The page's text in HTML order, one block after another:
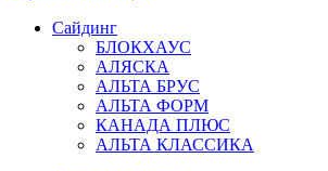
Сайдинг
БЛОКХАУС
АЛЯСКА
АЛЬТА БРУС
АЛЬТА ФОРМ
КАНАДА ПЛЮС
АЛЬТА КЛАССИКА